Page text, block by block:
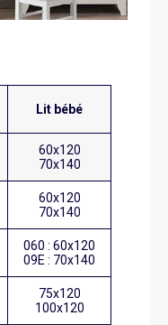
Lit bébé
60x120
70x140
60x120
70x140
060 : 60x120
09E : 70x140
75x120
100x120